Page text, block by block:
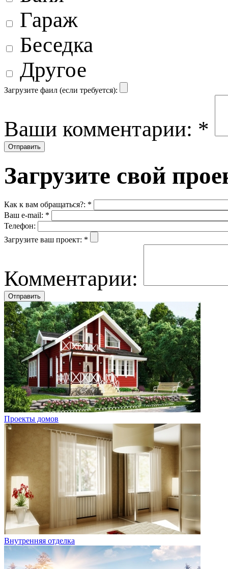
Гараж
Беседка
Другое
Загрузите фаил (если требуется):
Ваши комментарии: *
Загрузите свой
Как к вам обращаться?: *
Ваш e-mail: *
Телефон:
Загрузите ваш проект: *
Комментарии:
Проекты домов
Внутренняя отделка